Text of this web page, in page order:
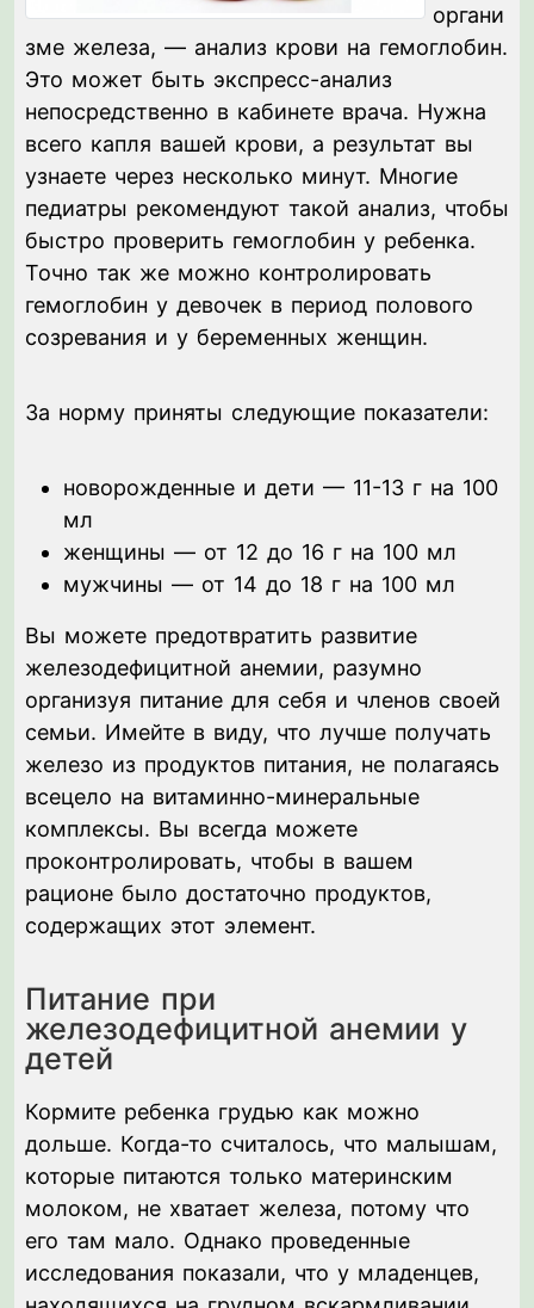
органи
зме железа, — анализ крови на гемоглобин.
Это может быть экспресс-анализ
непосредственно в кабинете врача. Нужна
всего капля вашей крови, а результат вы
узнаете через несколько минут. Многие
педиатры рекомендуют такой анализ, чтобы
быстро проверить гемоглобин у ребенка.
Точно так же можно контролировать
гемоглобин у девочек в период полового
созревания и у беременных женщин.
За норму приняты следующие показатели:
новорожденные и дети — 11-13 г на 100
мл
женщины — от 12 до 16 г на 100 мл
мужчины — от 14 до 18 г на 100 мл
Вы можете предотвратить развитие
железодефицитной анемии, разумно
организуя питание для себя и членов своей
семьи. Имейте в виду, что лучше получать
железо из продуктов питания, не полагаясь
всецело на витаминно-минеральные
комплексы. Вы всегда можете
проконтролировать, чтобы в вашем
рационе было достаточно продуктов,
содержащих этот элемент.
Питание при
железодефицитной анемии у
детей
Кормите ребенка грудью как можно
дольше. Когда-то считалось, что малышам,
которые питаются только материнским
молоком, не хватает железа, потому что
его там мало. Однако проведенные
исследования показали, что у младенцев,